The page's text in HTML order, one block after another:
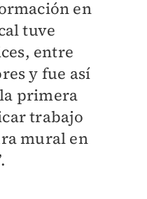
en
tuve
entre
y fue así
primera
trabajo
mural en